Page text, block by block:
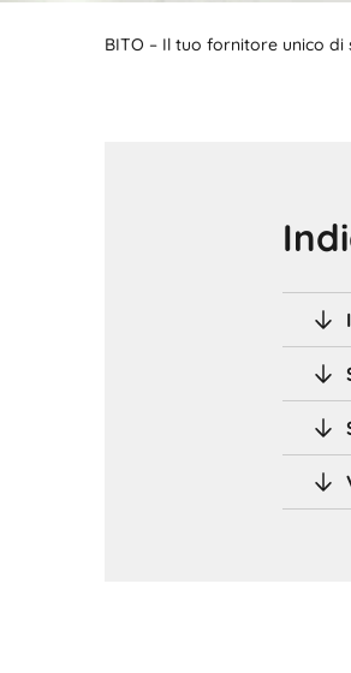
BITO – Il tuo fornitore unico